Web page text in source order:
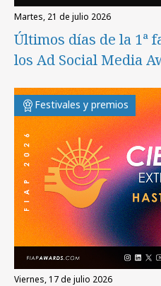
martes, 21 de julio 2026
Últimos días de la 1ª
los Ad Social Media
Festivales y premios
viernes, 17 de julio 2026